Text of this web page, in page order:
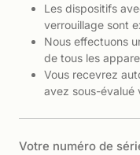
Les dispositifs
verrouillage sont
Nous effectuons
de tous les
Vous recevrez
avez sous-évalué
Votre numéro de